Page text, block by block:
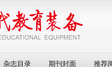
杂志目录 期刊封面 推荐